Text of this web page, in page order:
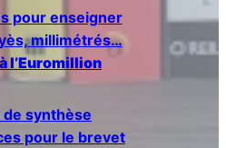
pour enseigner
millimétrés…
l’Euromillion
de synthèse
pour le brevet